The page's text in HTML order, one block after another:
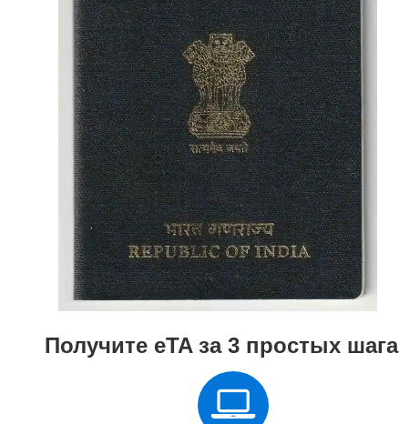
Получите eTA за 3 простых шага